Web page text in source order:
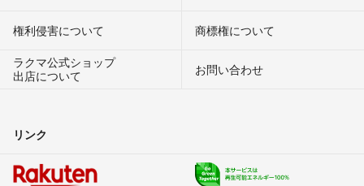
権利侵害について
商標権について
ラクマ公式ショップ
出店について
お問い合わせ
リンク